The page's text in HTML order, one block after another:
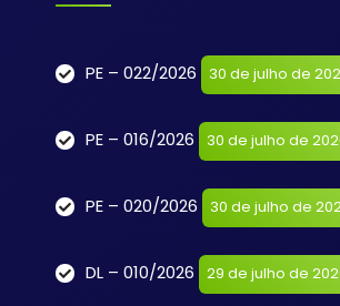
PE – 022/2026 30 de julho de
PE – 016/2026 30 de julho de
PE – 020/2026 30 de julho de
DL – 010/2026 29 de julho de